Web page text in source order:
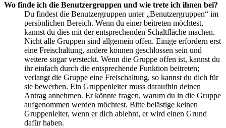
Wo finde ich die Benutzergruppen und wie trete ich ihnen bei?
Du findest die Benutzergruppen unter „Benutzergruppen“ im
persönlichen Bereich. Wenn du einer beitreten möchtest,
kannst du dies mit der entsprechenden Schaltfläche machen.
Nicht alle Gruppen sind allgemein offen. Einige erfordern erst
eine Freischaltung, andere können geschlossen sein und
weitere sogar versteckt. Wenn die Gruppe offen ist, kannst du
ihr einfach durch die entsprechende Funktion beitreten;
verlangt die Gruppe eine Freischaltung, so kannst du dich für
sie bewerben. Ein Gruppenleiter muss daraufhin deinen
Antrag annehmen. Er könnte fragen, warum du in die Gruppe
aufgenommen werden möchtest. Bitte belästige keinen
Gruppenleiter, wenn er dich ablehnt, er wird einen Grund
dafür haben.